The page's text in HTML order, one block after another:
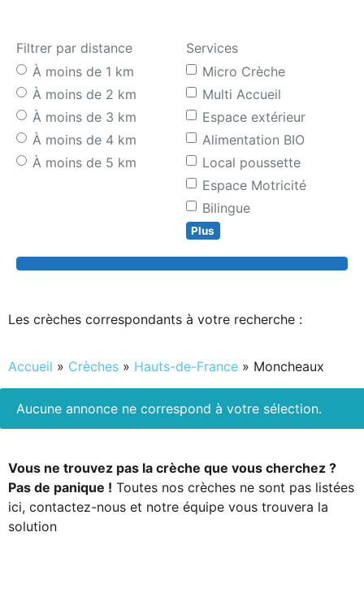
Filtrer par distance
À moins de 1 km
À moins de 2 km
À moins de 3 km
À moins de 4 km
À moins de 5 km
Services
Micro Crèche
Multi Accueil
Espace extérieur
Alimentation BIO
Local poussette
Espace Motricité
Bilingue
Plus
Search
Les crèches correspondants à votre recherche :
Accueil » Crèches » Hauts-de-France » Moncheaux
Aucune annonce ne correspond à votre sélection.
Vous ne trouvez pas la crèche que vous cherchez ?
Pas de panique ! Toutes nos crèches ne sont pas listées
ici, contactez-nous et notre équipe vous trouvera la
solution